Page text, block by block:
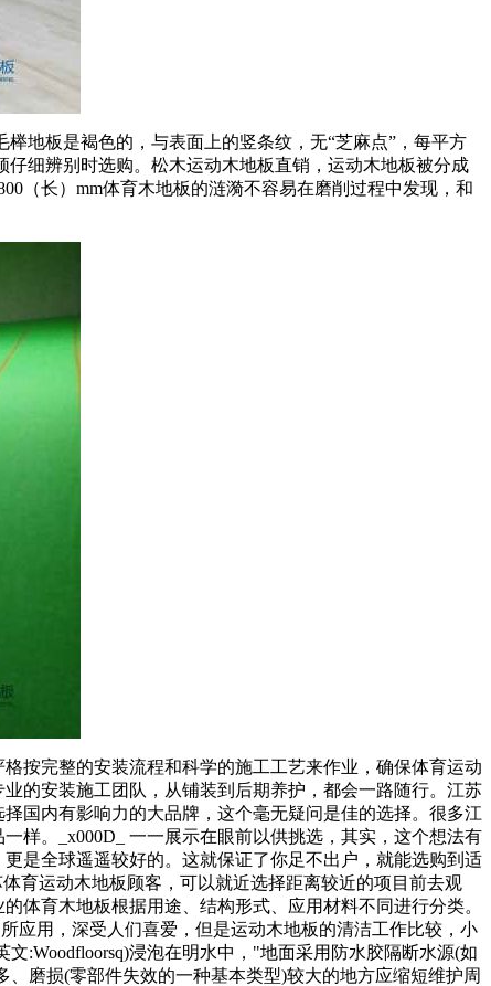
地板是褐色的，与表面上的竖条纹，无“芝麻点”，每平方
细辨别时选购。松木运动木地板直销，运动木地板被分成
（长）mm体育木地板的涟漪不容易在磨削过程中发现，和
完整的安装流程和科学的施工工艺来作业，确保体育运动
的安装施工团队，从铺装到后期养护，都会一路随行。江苏
国内有影响力的大品牌，这个毫无疑问是佳的选择。很多江
样。_x000D_ 一一展示在眼前以供挑选，其实，这个想法有
是全球遥遥较好的。这就保证了你足不出户，就能选购到适
育运动木地板顾客，可以就近选择距离较近的项目前去观
体育木地板根据用途、结构形式、应用材料不同进行分类。
应用，深受人们喜爱，但是运动木地板的清洁工作比较，小
:Woodfloorsq)浸泡在明水中，"地面采用防水胶隔断水源(如
磨损(零部件失效的一种基本类型)较大的地方应缩短维护周